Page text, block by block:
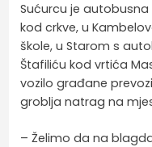
Sućurcu je
kod crkve, u
škole, u Starom s
Štafiliću kod vrtića
vozilo građane
groblja natrag na
– Želimo da na